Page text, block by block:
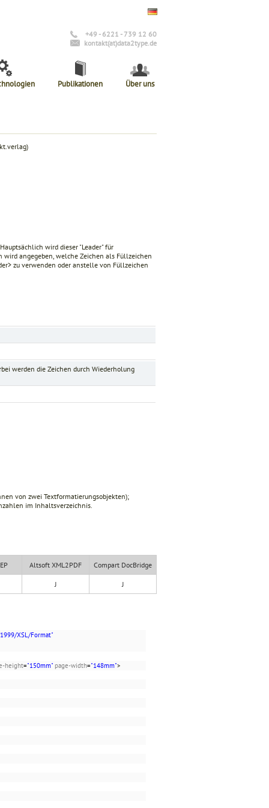
+49 - 6221 - 739 12 60
kontakt(at)data2type.de
Publikationen Über uns
wird dieser "Leader" für
wird angegeben, welche Zeichen als Füllzeichen
zu verwenden oder anstelle von Füllzeichen
werden die Zeichen durch Wiederholung
von zwei Textformatierungsobjekten);
im Inhaltsverzeichnis.
Altsoft XML2PDF Compart DocBridge
J J
XSL/Format"
height="150mm" page-width="148mm">